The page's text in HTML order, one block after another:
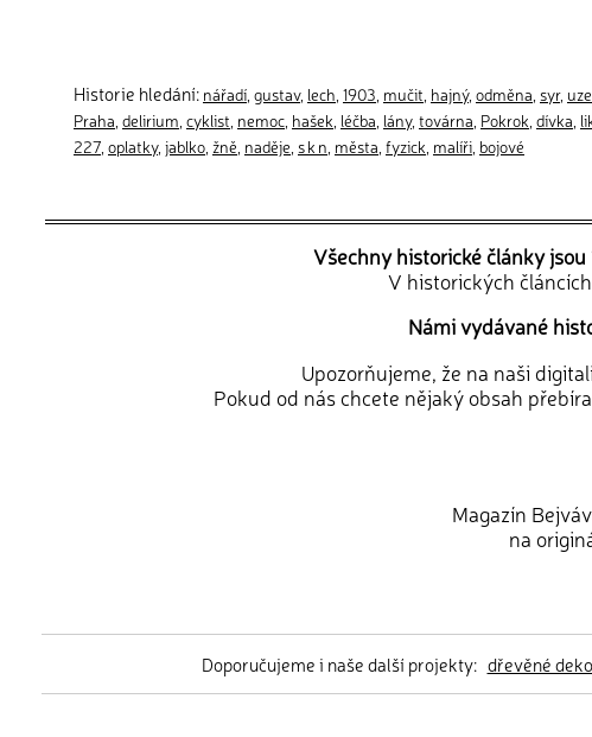
Historie hledání: nářadí gustav, lech 1903 mučit hajný, odměna syr,
Praha delirium cyklist nemoc hašek léčba lány, továrna Pokrok dívka
227 oplatky, jablko žně naděje s k n města fyzick malíři bojové
Všechny historické články jsou
V historických
Námi vydávané
Upozorňujeme, že na naši
Pokud od nás chcete nějaký obsah
Magazín
na
Doporučujeme i naše další projekty: dřevěné